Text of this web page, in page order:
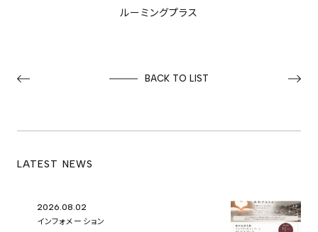
ルーミングプラス
BACK TO LIST
LATEST NEWS
2026.08.02
インフォメーション